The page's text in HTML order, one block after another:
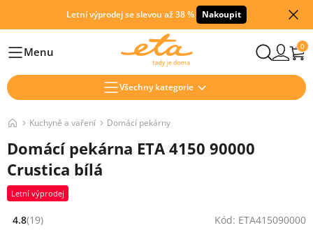
Letní výprodej se slevou až 38 % Nakoupit
HlavníMenu 0
Všechny kategorie
Kuchyně a vaření Domácí pekárny
Domácí pekárna ETA 4150 90000
Crustica bílá
Letní výprodej
Hodnocení: 4.8 z 5 (19 recenzí)
4.8(19) Kód: ETA415090000